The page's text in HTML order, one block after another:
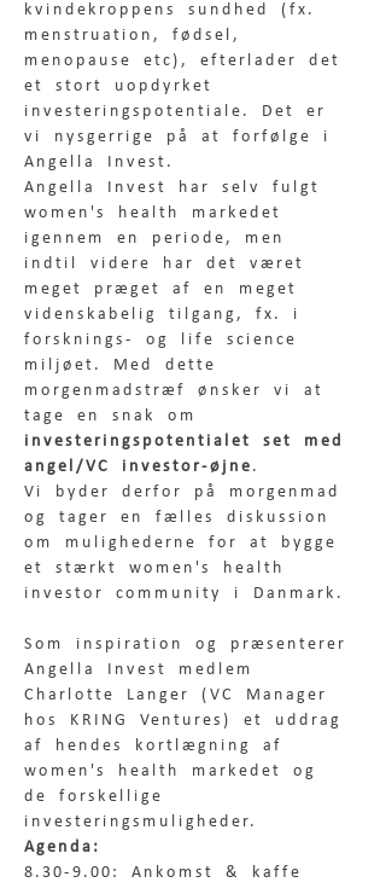
kvindekroppens sundhed (fx.
menstruation, fødsel,
menopause etc), efterlader det
et stort uopdyrket
investeringspotentiale. Det er
vi nysgerrige på at forfølge i
Angella Invest.
Angella Invest har selv fulgt
women's health markedet
igennem en periode, men
indtil videre har det været
meget præget af en meget
videnskabelig tilgang, fx. i
forsknings- og life science
miljøet. Med dette
morgenmadstræf ønsker vi at
tage en snak om
investeringspotentialet set med
angel/VC investor-øjne .
Vi byder derfor på morgenmad
og tager en fælles diskussion
om mulighederne for at bygge
et stærkt women's health
investor community i Danmark.
Som inspiration og præsenterer
Angella Invest medlem
Charlotte Langer (VC Manager
hos KRING Ventures) et uddrag
af hendes kortlægning af
women's health markedet og
de forskellige
investeringsmuligheder.
Agenda:
8.30-9.00: Ankomst & kaffe